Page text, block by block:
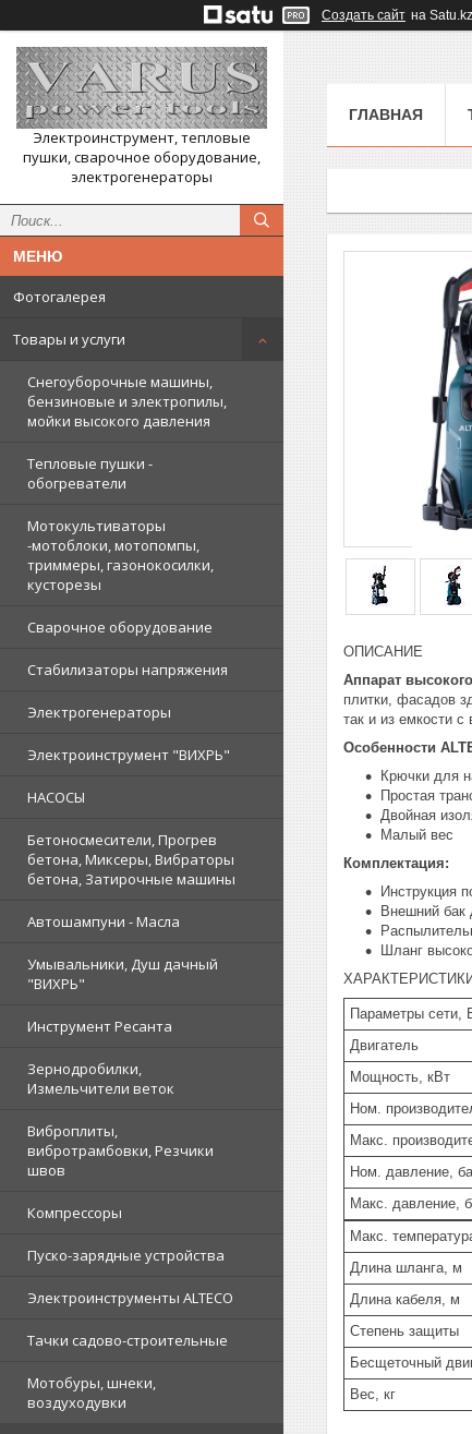
Создать сайт на Satu.kz
Электроинструмент, тепловые
пушки, сварочное оборудование,
электрогенераторы
Фотогалерея
Товары и услуги
Снегоуборочные машины,
бензиновые и электропилы,
мойки высокого давления
Тепловые пушки -
обогреватели
Мотокультиваторы
-мотоблоки, мотопомпы,
триммеры, газонокосилки,
кусторезы
Сварочное оборудование
Стабилизаторы напряжения
Электрогенераторы
Электроинструмент "ВИХРЬ"
НАСОСЫ
Бетоносмесители, Прогрев
бетона, Миксеры, Вибраторы
бетона, Затирочные машины
Автошампуни - Масла
Умывальники, Душ дачный
"ВИХРЬ"
Инструмент Ресанта
Зернодробилки,
Измельчители веток
Виброплиты,
вибротрамбовки, Резчики
швов
Компрессоры
Пуско-зарядные устройства
Электроинструменты ALTECO
Тачки садово-строительные
Мотобуры, шнеки,
воздуходувки
ГЛАВНАЯ
ОПИСАНИЕ
Аппарат
плитки, фасадов
так и из емкости с
Особенности
Крючки для
Простая
Двойная
Малый вес
Комплектация:
Инструкция
Внешний бак
Шланг
Параметры сети,
Двигатель
Мощность, кВт
Ном.
Макс.
Ном. давление,
Макс. давление,
Макс.
Длина шланга, м
Длина кабеля, м
Степень защиты
Бесщеточный
Вес, кг